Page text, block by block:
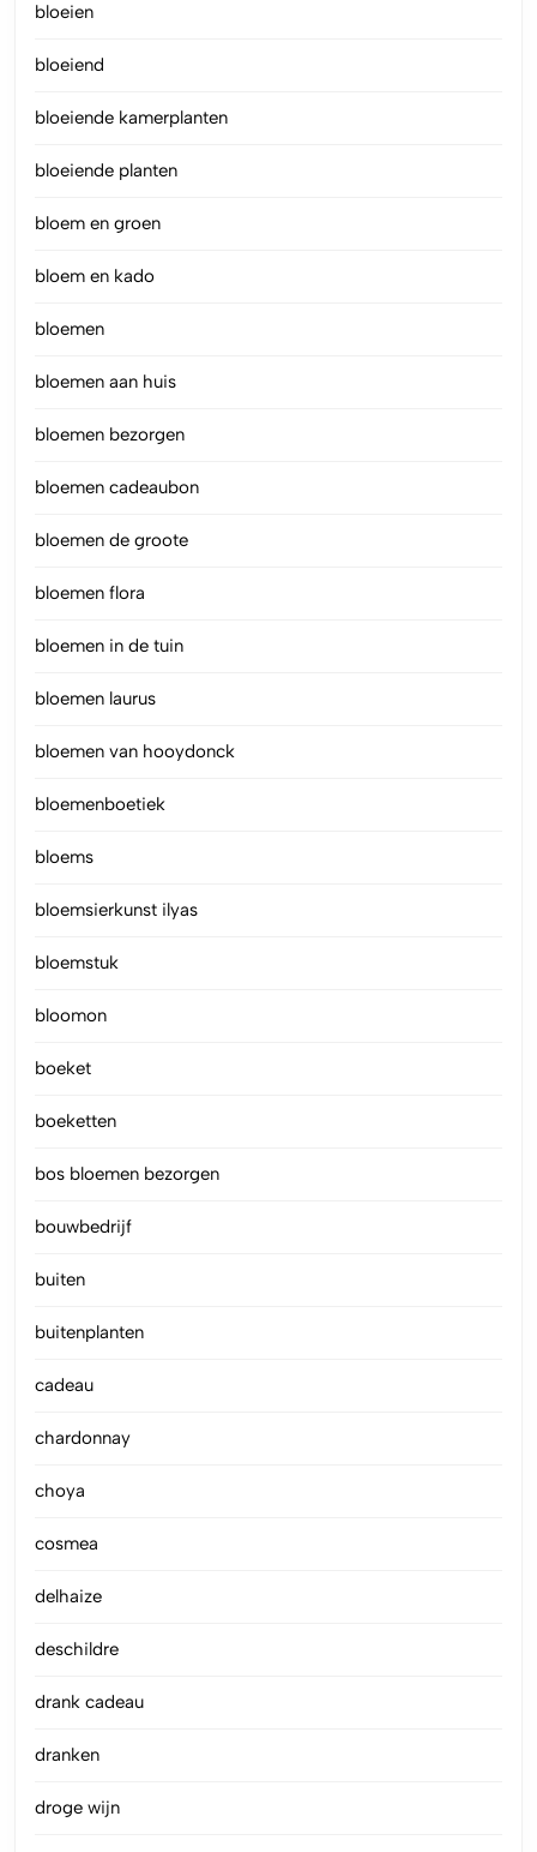
bloeien
bloeiend
bloeiende kamerplanten
bloeiende planten
bloem en groen
bloem en kado
bloemen
bloemen aan huis
bloemen bezorgen
bloemen cadeaubon
bloemen de groote
bloemen flora
bloemen in de tuin
bloemen laurus
bloemen van hooydonck
bloemenboetiek
bloems
bloemsierkunst ilyas
bloemstuk
bloomon
boeket
boeketten
bos bloemen bezorgen
bouwbedrijf
buiten
buitenplanten
cadeau
chardonnay
choya
cosmea
delhaize
deschildre
drank cadeau
dranken
droge wijn